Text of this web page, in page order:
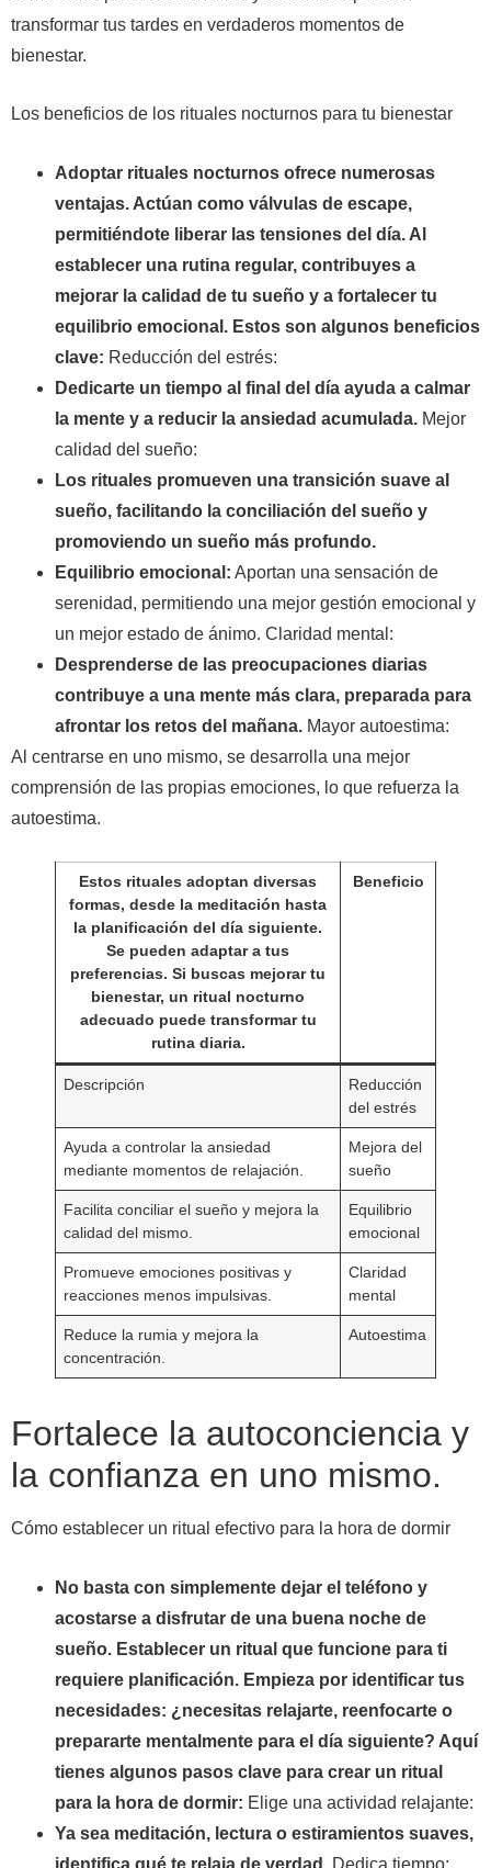
transformar tus tardes en verdaderos momentos de
bienestar.
Los beneficios de los rituales nocturnos para tu bienestar
Adoptar rituales nocturnos ofrece numerosas
ventajas. Actúan como válvulas de escape,
permitiéndote liberar las tensiones del día. Al
establecer una rutina regular, contribuyes a
mejorar la calidad de tu sueño y a fortalecer tu
equilibrio emocional. Estos son algunos beneficios
clave: Reducción del estrés:
Dedicarte un tiempo al final del día ayuda a calmar
la mente y a reducir la ansiedad acumulada. Mejor
calidad del sueño:
Los rituales promueven una transición suave al
sueño, facilitando la conciliación del sueño y
promoviendo un sueño más profundo.
Equilibrio emocional: Aportan una sensación de
serenidad, permitiendo una mejor gestión emocional y
un mejor estado de ánimo. Claridad mental:
Desprenderse de las preocupaciones diarias
contribuye a una mente más clara, preparada para
afrontar los retos del mañana. Mayor autoestima:
Al centrarse en uno mismo, se desarrolla una mejor
comprensión de las propias emociones, lo que refuerza la
autoestima.
Estos rituales adoptan diversas
formas, desde la meditación hasta
la planificación del día siguiente.
Se pueden adaptar a tus
preferencias. Si buscas mejorar tu
bienestar, un ritual nocturno
adecuado puede transformar tu
rutina diaria.
Beneficio
Descripción
Reducción
del estrés
Ayuda a controlar la ansiedad
mediante momentos de relajación.
Mejora del
sueño
Facilita conciliar el sueño y mejora la
calidad del mismo.
Equilibrio
emocional
Promueve emociones positivas y
reacciones menos impulsivas.
Claridad
mental
Reduce la rumia y mejora la
concentración.
Autoestima
Fortalece la autoconciencia y
la confianza en uno mismo.
Cómo establecer un ritual efectivo para la hora de dormir
No basta con simplemente dejar el teléfono y
acostarse a disfrutar de una buena noche de
sueño. Establecer un ritual que funcione para ti
requiere planificación. Empieza por identificar tus
necesidades: ¿necesitas relajarte, reenfocarte o
prepararte mentalmente para el día siguiente? Aquí
tienes algunos pasos clave para crear un ritual
para la hora de dormir: Elige una actividad relajante:
Ya sea meditación, lectura o estiramientos suaves,
identifica qué te relaja de verdad.
Dedica tiempo: